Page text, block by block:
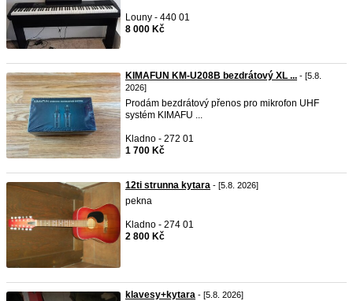
Louny - 440 01
8 000 Kč
KIMAFUN KM-U208B bezdrátový XL ... - [5.8.
2026]
Prodám bezdrátový přenos pro mikrofon UHF
systém KIMAFU ...
Kladno - 272 01
1 700 Kč
12ti strunna kytara - [5.8. 2026]
pekna
Kladno - 274 01
2 800 Kč
klavesy+kytara - [5.8. 2026]